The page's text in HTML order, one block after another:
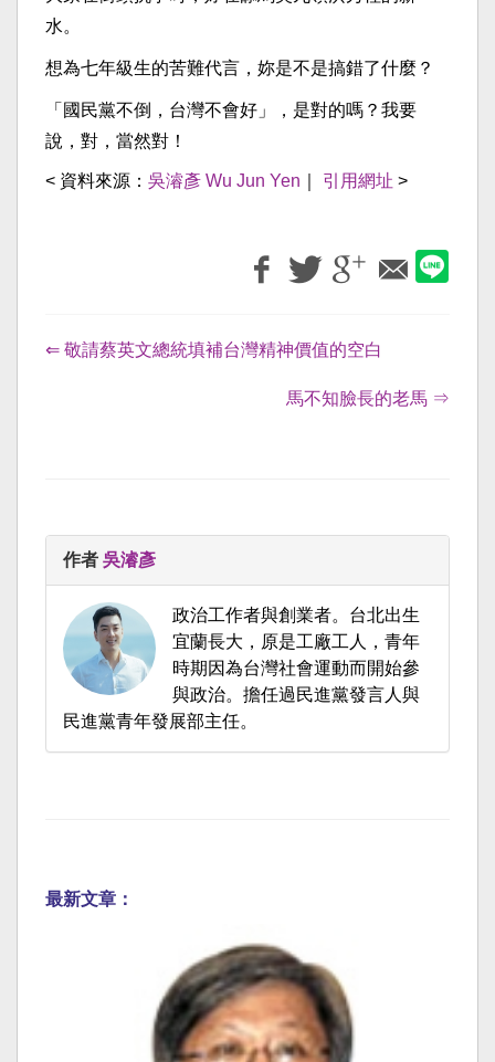
水。
想為七年級生的苦難代言，妳是不是搞錯了什麼？
「國民黨不倒，台灣不會好」，是對的嗎？我要
說，對，當然對！
< 資料來源： 吳濬彥 Wu Jun Yen 引用網址 >
⇐ 敬請蔡英文總統填補台灣精神價值的空白
馬不知臉長的老馬 ⇒
作者 吳濬彥
政治工作者與創業者。台北出生
宜蘭長大，原是工廠工人，青年
時期因為台灣社會運動而開始參
與政治。擔任過民進黨發言人與
民進黨青年發展部主任。
最新文章：